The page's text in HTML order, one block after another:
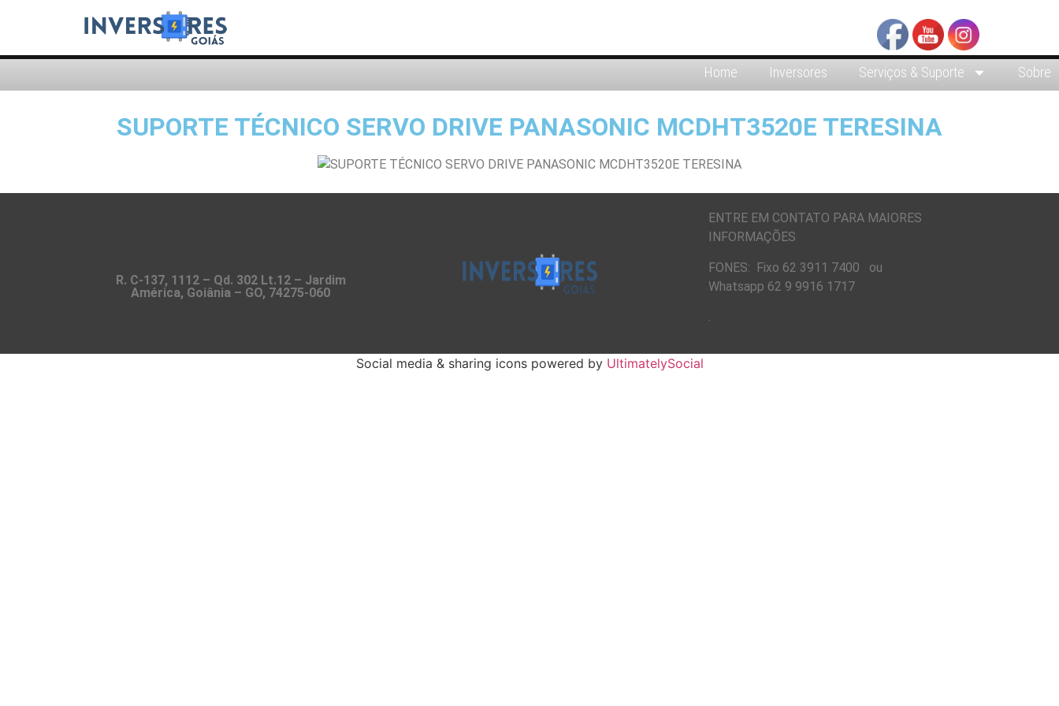
Home Inversores Serviços & Suporte Sobre
SUPORTE TÉCNICO SERVO DRIVE PANASONIC MCDHT3520E TERESINA
R. C-137, 1112 – Qd. 302 Lt.12 – Jardim
América, Goiânia – GO, 74275-060
ENTRE EM CONTATO PARA MAIORES
INFORMAÇÕES
FONES: Fixo 62 3911 7400 ou
Whatsapp 62 9 9916 1717
.
Social media & sharing icons powered by UltimatelySocial